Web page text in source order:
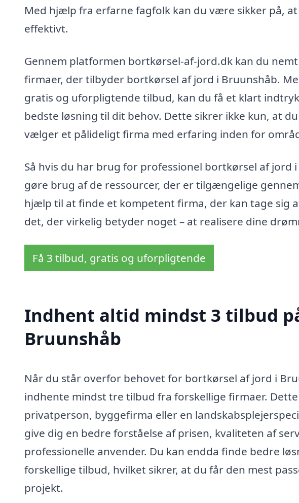
Med hjælp fra erfarne fagfolk kan du være sikker på,
effektivt.
Gennem platformen bortkørsel-af-jord.dk kan du
firmaer, der tilbyder bortkørsel af jord i Bruunshåb.
gratis og uforpligtende tilbud, kan du få et klart
bedste løsning til dit behov. Dette sikrer ikke kun, at
vælger et pålideligt firma med erfaring inden for
Så hvis du har brug for professionel bortkørsel af jord
gøre brug af de ressourcer, der er tilgængelige
hjælp til at finde et kompetent firma, der kan tage sig
det, der virkelig betyder noget – at realisere dine
Få 3 tilbud, gratis og uforpligtende
Indhent altid mindst 3 tilbud
Bruunshåb
Når du står overfor behovet for bortkørsel af jord i
indhente mindst tre tilbud fra forskellige firmaer.
privatperson, byggefirma eller en
give dig en bedre forståelse af prisen, kvaliteten af
professionelle anvender. Du kan endda finde bedre
forskellige tilbud, hvilket sikrer, at du får den mest
projekt.